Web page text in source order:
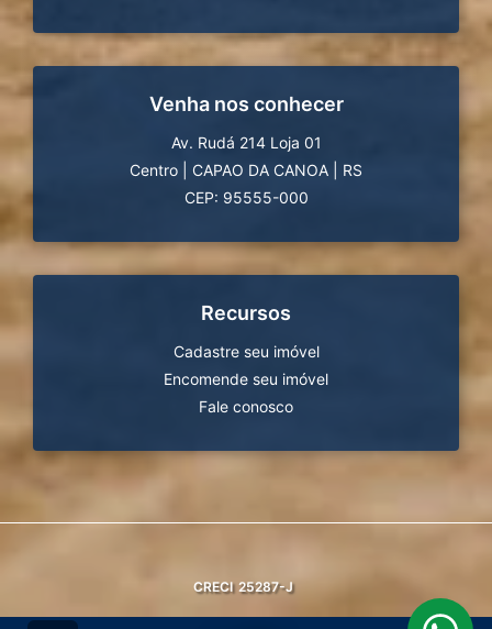
Venha nos conhecer
Av. Rudá 214 Loja 01
Centro
CAPAO DA CANOA
RS
CEP: 95555-000
Recursos
Cadastre seu imóvel
Encomende seu imóvel
Fale conosco
CRECI 25287-J